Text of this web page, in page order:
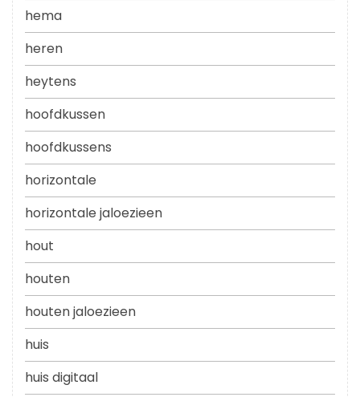
hema
heren
heytens
hoofdkussen
hoofdkussens
horizontale
horizontale jaloezieen
hout
houten
houten jaloezieen
huis
huis digitaal